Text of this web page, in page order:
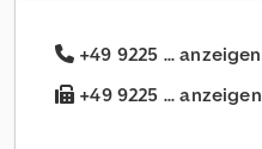
+49 9225 ... anzeigen
+49 9225 ... anzeigen